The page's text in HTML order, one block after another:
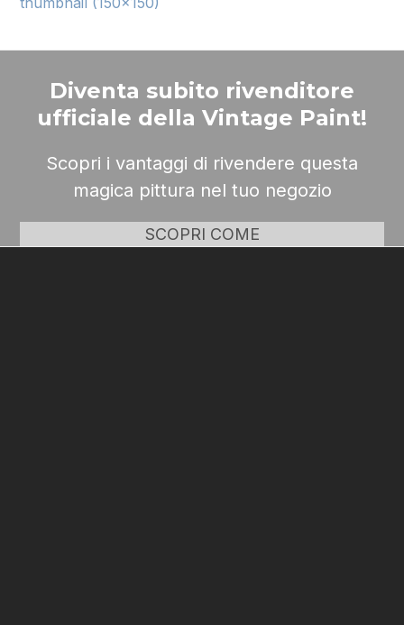
Diventa subito rivenditore
ufficiale della Vintage Paint!
Scopri i vantaggi di rivendere questa
magica pittura nel tuo negozio
SCOPRI COME